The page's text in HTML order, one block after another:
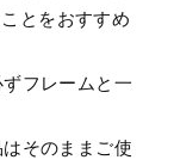
とをおすすめ
フレームと一
そのままご使